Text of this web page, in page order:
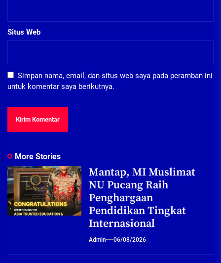
Situs Web
Simpan nama, email, dan situs web saya pada peramban ini
untuk komentar saya berikutnya.
More Stories
Mantap, MI Muslimat
NU Pucang Raih
Penghargaan
Pendidikan Tingkat
Internasional
Admin 06/08/2026